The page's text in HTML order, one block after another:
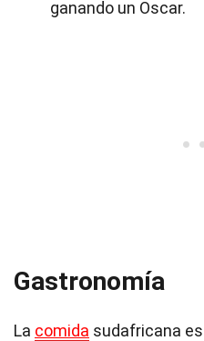
ganando un Oscar.
Gastronomía
La comida sudafricana